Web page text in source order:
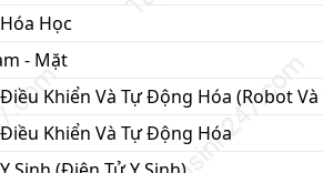
Học
- Mặt
Khiển Và Tự Động Hóa (Robot Và
Khiển Và Tự Động Hóa